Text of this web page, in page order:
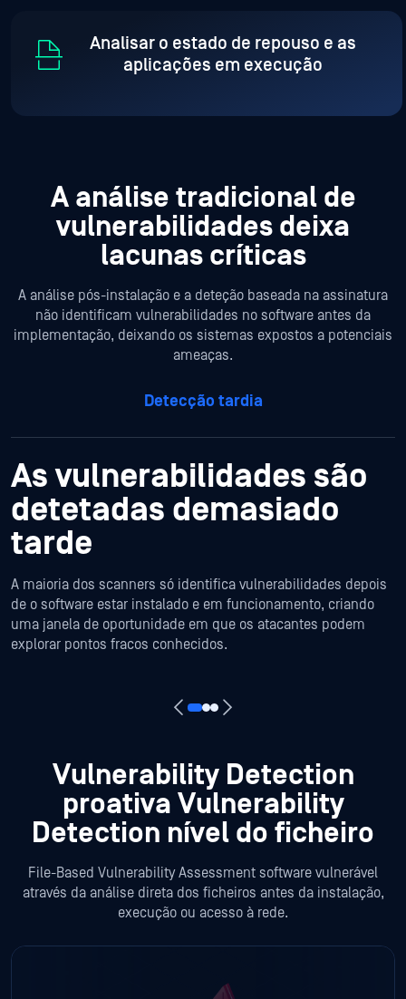
Analisar o estado de repouso e as
aplicações em execução
A análise tradicional de
vulnerabilidades deixa
lacunas críticas
A análise pós-instalação e a deteção baseada na assinatura
não identificam vulnerabilidades no software antes da
implementação, deixando os sistemas expostos a potenciais
ameaças.
Detecção tardia
As vulnerabilidades são
detetadas demasiado
tarde
A maioria dos scanners só identifica vulnerabilidades depois
de o software estar instalado e em funcionamento, criando
uma janela de oportunidade em que os atacantes podem
explorar pontos fracos conhecidos.
Vulnerability Detection
proativa Vulnerability
Detection nível do ficheiro
File-Based Vulnerability Assessment software vulnerável
através da análise direta dos ficheiros antes da instalação,
execução ou acesso à rede.